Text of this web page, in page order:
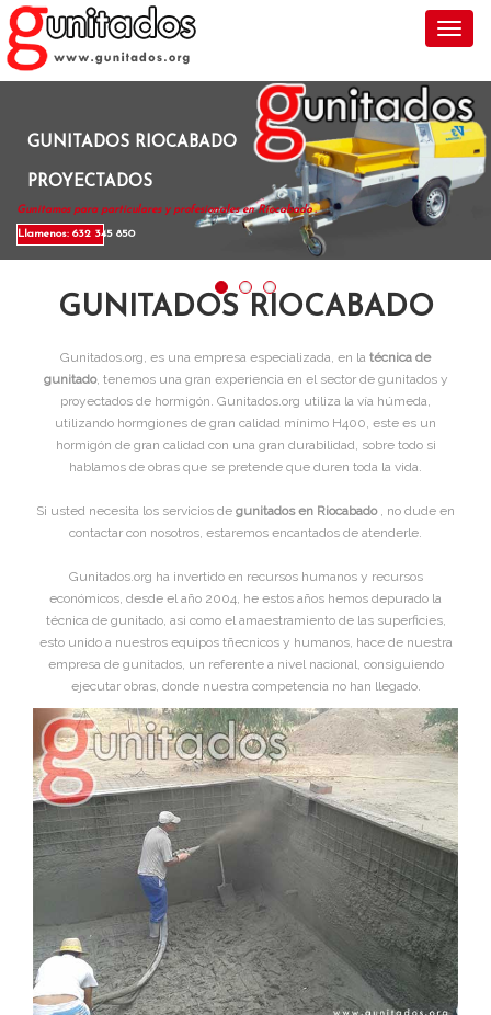
GUNITADOS RIOCABADO
PROYECTADOS
Gunitamos para particulares y profesionales en Riocabado .
Llamenos: 632 345 850
GUNITADOS RIOCABADO
Gunitados.org, es una empresa especializada, en la técnica de
gunitado, tenemos una gran experiencia en el sector de gunitados y
proyectados de hormigón. Gunitados.org utiliza la vía húmeda,
utilizando hormgiones de gran calidad mínimo H400, este es un
hormigón de gran calidad con una gran durabilidad, sobre todo si
hablamos de obras que se pretende que duren toda la vida.
Si usted necesita los servicios de gunitados en Riocabado , no dude en
contactar con nosotros, estaremos encantados de atenderle.
Gunitados.org ha invertido en recursos humanos y recursos
económicos, desde el año 2004, he estos años hemos depurado la
técnica de gunitado, asi como el amaestramiento de las superficies,
esto unido a nuestros equipos tñecnicos y humanos, hace de nuestra
empresa de gunitados, un referente a nivel nacional, consiguiendo
ejecutar obras, donde nuestra competencia no han llegado.